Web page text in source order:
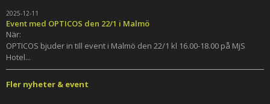
2025-12-11
Event med OPTICOS den 22/1 i Malmö
När:
OPTICOS bjuder in till event i Malmö den 22/1 kl 16.00-18.00 på MjS
Hotel...
Fler nyheter & event